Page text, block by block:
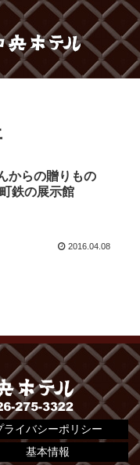
からの贈りもの
鉄の展示館
2016.04.08
ライバシーポリシー
基本情報